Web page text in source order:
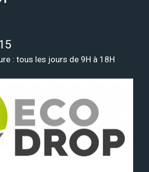
: tous les jours de 9H à 18H